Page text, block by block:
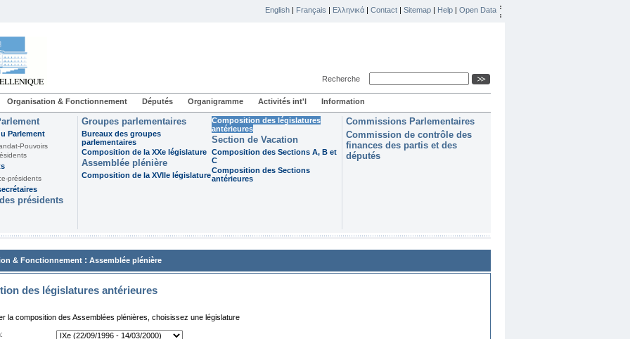
English | Français | Ελληνικά | Contact | Sitemap | Help | Open Data
Recherche
Organisation & Fonctionnement Députés Organigramme Activités int'l Information
Parlement
Pouvoirs
présidents
présidents
Groupes parlementaires
Bureaux des groupes
parlementaires
Composition de la XXe législature
Assemblée plénière
Composition de la XVIIe législature
Composition des législatures
antérieures
Section de Vacation
Composition des Sections A, B et
C
Composition des Sections
antérieures
Commissions Parlementaires
Commission de contrôle des
finances des partis et des
députés
& Fonctionnement : Assemblée plénière
des législatures antérieures
la composition des Assemblées plénières, choisissez une législature